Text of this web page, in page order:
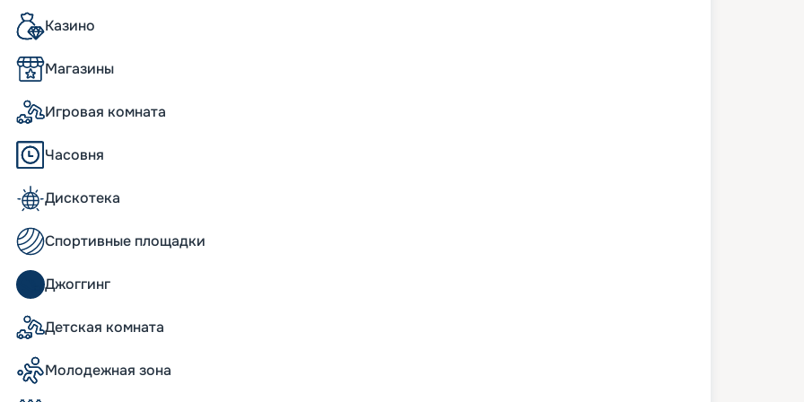
где предлагается более 100
время и положил начало
с полноценными курортами. С
на воду, туристы смогли насладиться
Лайнер совершает морские туры по
Карибского бассейна.
и 48 метров ширины. Высота — 63
дома. Интерактивная схема
гостям найти необходимое
круизного лайнера одновременно могут
предлагает вам отправиться в
of the Seas в навигацию 2026 -
каюты. Стоимость круиза
Казино
Магазины
Игровая комната
Часовня
Дискотека
Спортивные площадки
Джоггинг
Детская комната
Молодежная зона